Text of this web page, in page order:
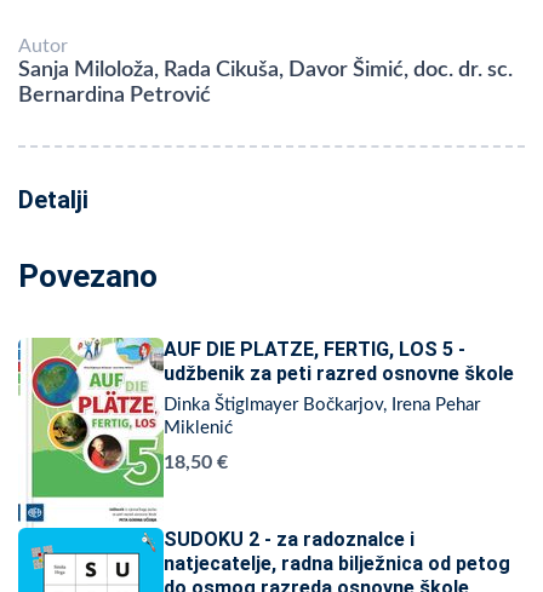
Autor
Sanja Miloloža, Rada Cikuša, Davor Šimić, doc. dr. sc.
Bernardina Petrović
Detalji
Povezano
AUF DIE PLATZE, FERTIG, LOS 5 -
udžbenik za peti razred osnovne škole
Dinka Štiglmayer Bočkarjov, Irena Pehar
Miklenić
18,50 €
SUDOKU 2 - za radoznalce i
natjecatelje, radna bilježnica od petog